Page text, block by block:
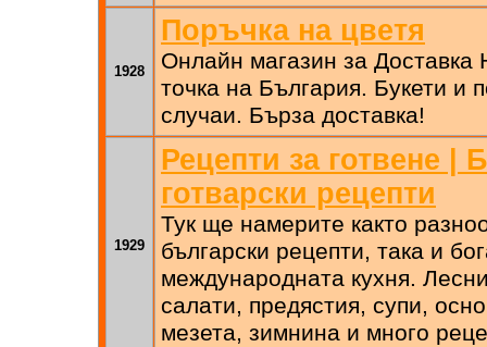
1928
Поръчка на цветя
Онлайн магазин за Доставка
точка на България. Букети и
случаи. Бърза доставка!
1929
Рецепти за готвене |
готварски рецепти
Тук ще намерите както
български рецепти, така и
международната кухня.
салати, предястия, супи,
мезета, зимнина и много